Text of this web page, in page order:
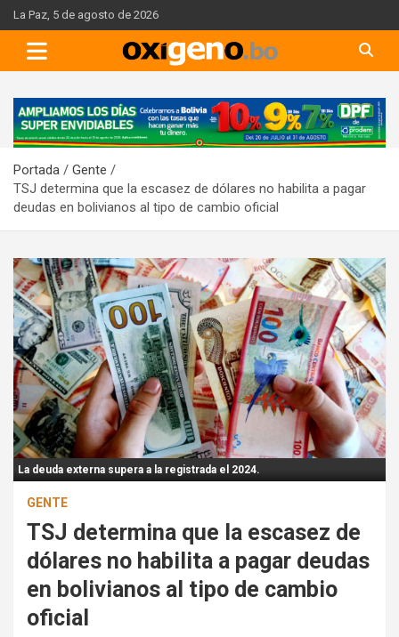
Skip
to
content
La Paz, 5 de agosto de 2026
A
d
e
r
t
s
e
m
e
n
t
:
Portada
Gente
TSJ determina que la escasez de dólares no habilita a pagar
deudas en bolivianos al tipo de cambio oficial
La deuda externa supera a la registrada el 2024.
GENTE
TSJ determina que la escasez de
dólares no habilita a pagar deudas
en bolivianos al tipo de cambio
oficial